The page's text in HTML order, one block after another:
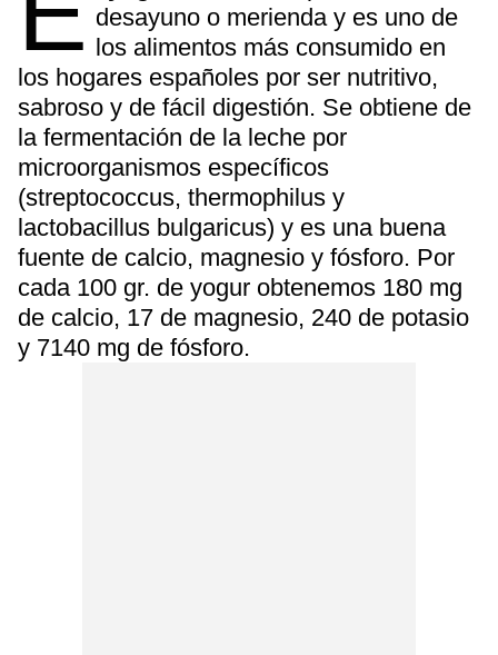
desayuno o merienda y es uno de
los alimentos más consumido en
los hogares españoles por ser nutritivo,
sabroso y de fácil digestión. Se obtiene de
la fermentación de la leche por
microorganismos específicos
(streptococcus, thermophilus y
lactobacillus bulgaricus) y es una buena
fuente de calcio, magnesio y fósforo. Por
cada 100 gr. de yogur obtenemos 180 mg
de calcio, 17 de magnesio, 240 de potasio
y 7140 mg de fósforo.